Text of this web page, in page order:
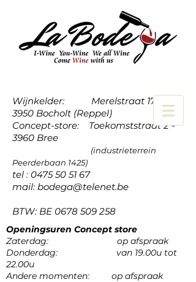
Wijnkelder: Merelstraat 17a -
3950 Bocholt (Reppel)
Concept-store: Toekomststraat 2 -
3960 Bree
(industrieterrein
Peerderbaan 1425)
tel : 0475 50 51 67
mail: bodega@telenet.be
BTW: BE 0678 509 258
Openingsuren Concept store
Zaterdag: op afspraak
Donderdag: van 19.00u tot
22.00u
Andere momenten: op afspraak